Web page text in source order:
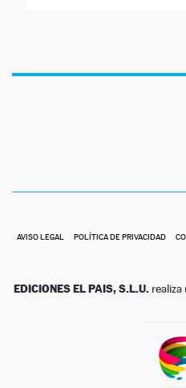
AVISO LEGAL POLÍTICA DE PRIVACIDAD
EDICIONES EL PAIS, S.L.U.